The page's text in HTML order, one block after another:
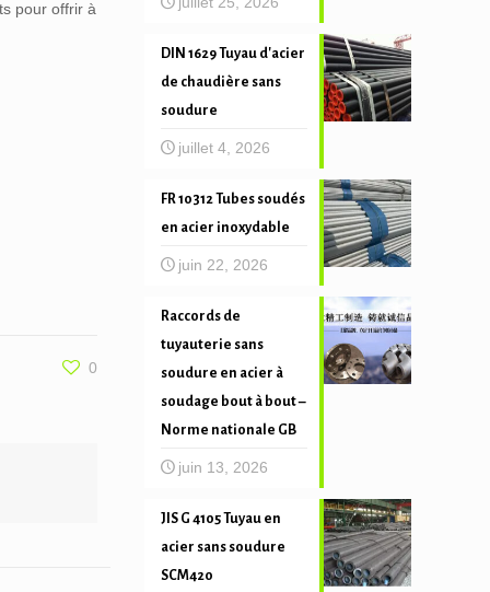
pour offrir à
0
DIN 1629 Tuyau d'acier
de chaudière sans
soudure
juillet 4, 2026
FR 10312 Tubes soudés
en acier inoxydable
juin 22, 2026
Raccords de
tuyauterie sans
soudure en acier à
soudage bout à bout –
Norme nationale GB
juin 13, 2026
JIS G 4105 Tuyau en
acier sans soudure
SCM420